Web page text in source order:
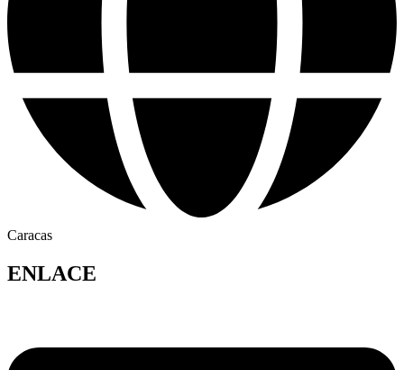
Caracas
ENLACE